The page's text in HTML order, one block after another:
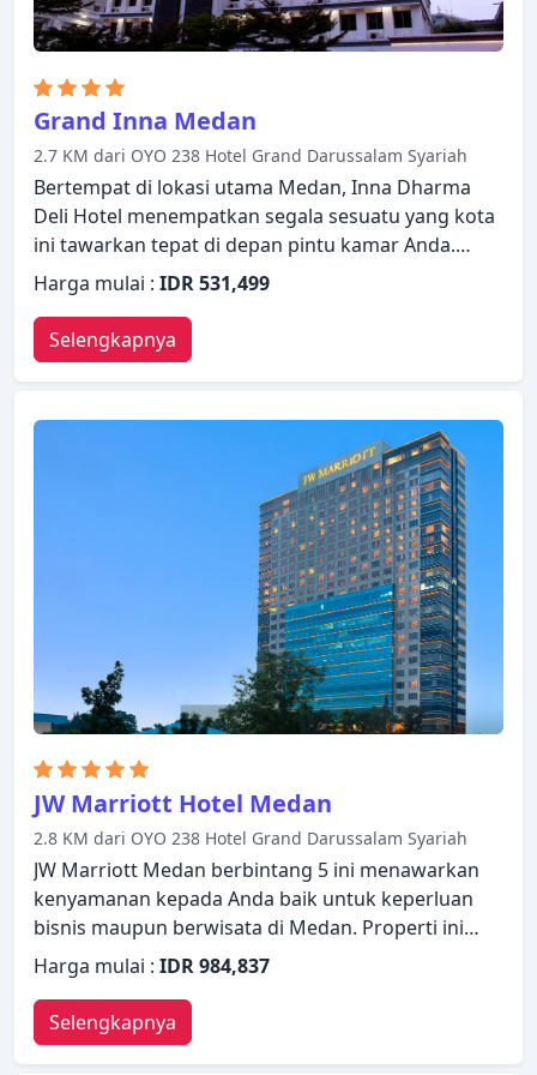
Grand Inna Medan
2.7 KM dari OYO 238 Hotel Grand Darussalam Syariah
Bertempat di lokasi utama Medan, Inna Dharma
Deli Hotel menempatkan segala sesuatu yang kota
ini tawarkan tepat di depan pintu kamar Anda.
Hotel ini menawarkan berbagai layanan dan
fasilitas yang dirancang untuk memberikan
kenyamanan dan kemudahan kepada para tamu.
Layanan kamar 24 jam, resepsionis 24 jam, fasilitas
untuk tamu dengan kebutuhan khusus, Wi-fi di
tempat umum, parkir valet ada untuk kenikmatan
para tamu. Dirancang untuk memberikan
kenyamanan, beberapa kamar memiliki televisi
layar datar, minuman selamat datang gratis,
cermin, ruang keluarga terpisah, akses internet -
WiFi untuk memastikan kenyamanan istirahat
malam Anda. Akses ke sauna, kolam renang luar
ruangan, spa, pijat di hotel akan meningkatkan
kepuasan menginap Anda. Apa pun alasan Anda
mengunjungi Medan, Inna Dharma Deli Hotel akan
membuat Anda langsung merasa seperti di rumah.
Harga mulai : IDR 531,499
Selengkapnya
JW Marriott Hotel Medan
2.8 KM dari OYO 238 Hotel Grand Darussalam Syariah
JW Marriott Medan berbintang 5 ini menawarkan
kenyamanan kepada Anda baik untuk keperluan
bisnis maupun berwisata di Medan. Properti ini
memiliki berbagai fasilitas yang membuat
pengalaman menginap Anda menyenangkan.
Fasilitas-fasilitas seperti layanan kamar 24 jam,
satpam 24 jam, layanan kebersihan harian, toko
Harga mulai : IDR 984,837
Selengkapnya